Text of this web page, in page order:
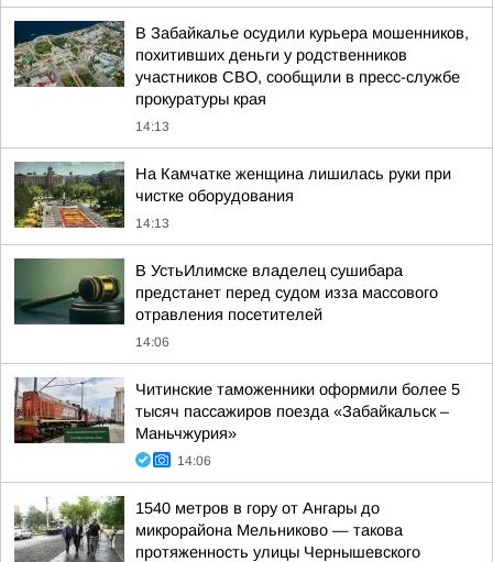
В Забайкалье осудили курьера мошенников,
похитивших деньги у родственников
участников СВО, сообщили в пресс-службе
прокуратуры края
14:13
На Камчатке женщина лишилась руки при
чистке оборудования
14:13
В УстьИлимске владелец сушибара
предстанет перед судом изза массового
отравления посетителей
14:06
Читинские таможенники оформили более 5
тысяч пассажиров поезда «Забайкальск –
Маньчжурия»
14:06
1540 метров в гору от Ангары до
микрорайона Мельниково — такова
протяженность улицы Чернышевского